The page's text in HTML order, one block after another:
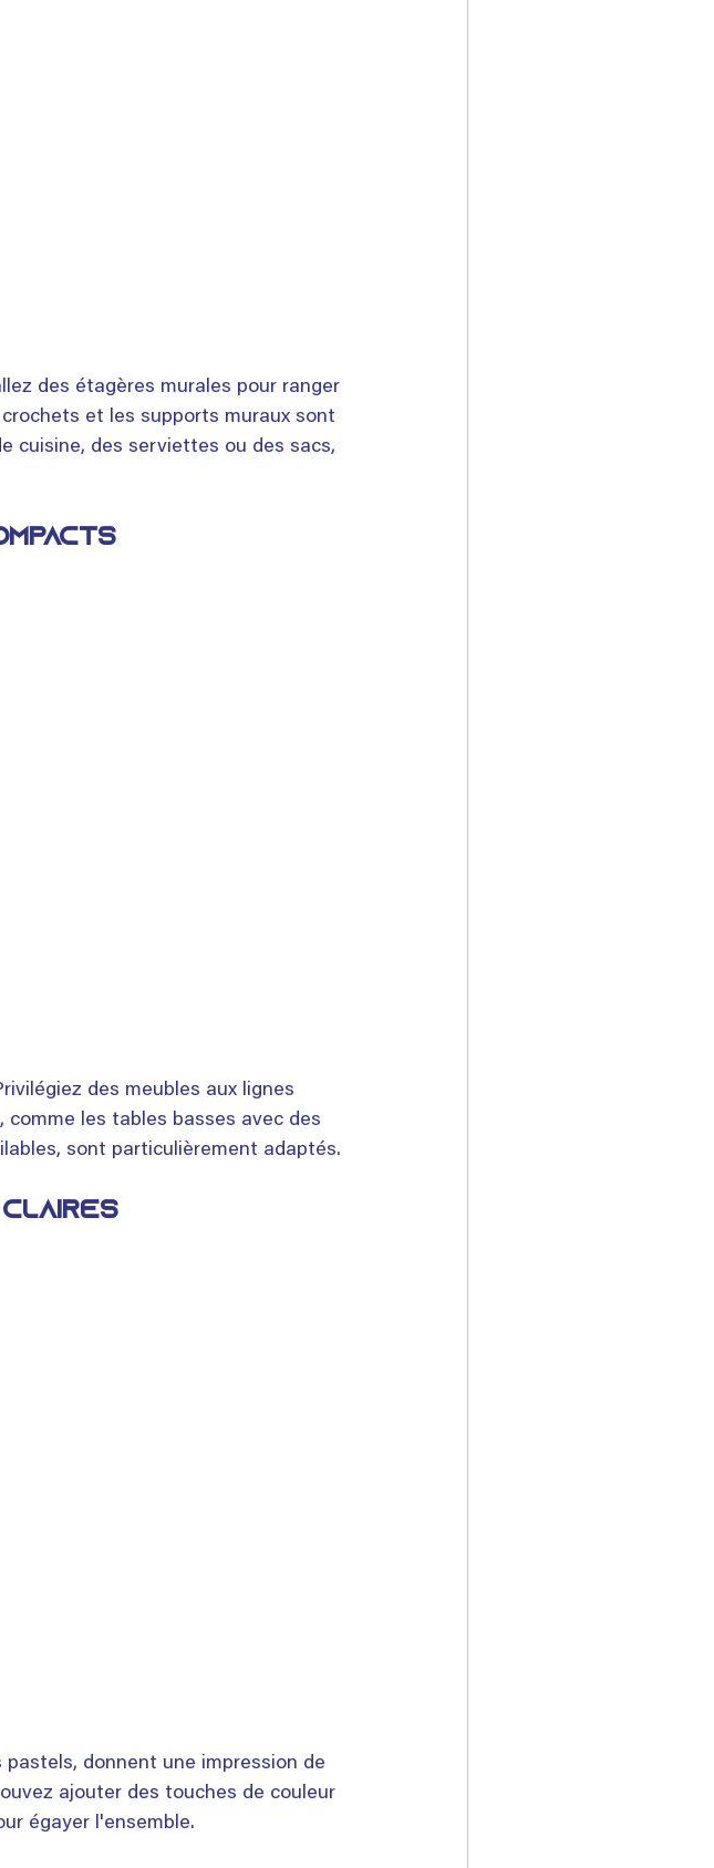
des étagères murales pour ranger
et les supports muraux sont
cuisine, des serviettes ou des sacs,
des meubles aux lignes
les tables basses avec des
sont particulièrement adaptés.
claires
pastels, donnent une impression de
ajouter des touches de couleur
égayer l'ensemble.